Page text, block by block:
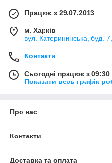
Працює з 29.07.2013
м. Харків
вул. Катерининська, буд.
Контакти
Сьогодні працює з 09:30
Показати весь графік
Про нас
Контакти
Доставка та оплата